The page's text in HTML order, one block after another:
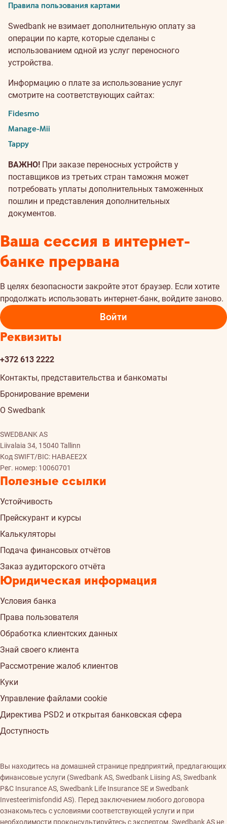
Правила пользования картами
Swedbank не взимает дополнительную оплату за
операции по карте, которые сделаны с
использованием одной из услуг переносного
устройства.
Информацию о плате за использование услуг
смотрите на соответствующих сайтах:
Fidesmo
Manage-Mii
Tappy
ВАЖНО! При заказе переносных устройств у
поставщиков из третьих стран таможня может
потребовать уплаты дополнительных таможенных
пошлин и представления дополнительных
документов.
Ваша сессия в интернет-
банке прервана
В целях безопасности закройте этот браузер. Если хотите
продолжать использовать интернет-банк, войдите заново.
Войти
Реквизиты
+372 613 2222
Контакты, представительства и банкоматы
Бронирование времени
О Swedbank
SWEDBANK AS
Liivalaia 34, 15040 Tallinn
Код SWIFT/BIC: HABAEE2X
Рег. номер: 10060701
Полезные ссылки
Устойчивость
Прейскурант и курсы
Калькуляторы
Подача финансовых отчётов
Заказ аудиторского отчёта
Юридическая информация
Условия банка
Права пользователя
Обработка клиентских данных
Знай своего клиента
Рассмотрение жалоб клиентов
Kуки
Управление файлами cookie
Директива PSD2 и открытая банковская сфера
Доступность
Вы находитесь на домашней странице предприятий, предлагающих
финансовые услуги (Swedbank AS, Swedbank Liising AS, Swedbank
P&C Insurance AS, Swedbank Life Insurance SE и Swedbank
Investeerimisfondid AS). Перед заключением любого договора
ознакомьтесь с условиями соответствующей услуги и при
необходимости проконсультируйтесь с экспертом. Swedbank AS не